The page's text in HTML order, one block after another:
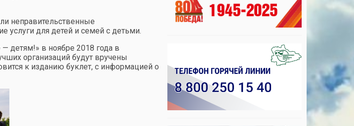
неправительственные
для детей и семей с детьми.
детям!» в ноябре 2018 года в
организаций будут вручены
к изданию буклет, с информацией о